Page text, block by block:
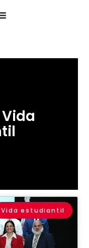
Vida
Vida estudiantil